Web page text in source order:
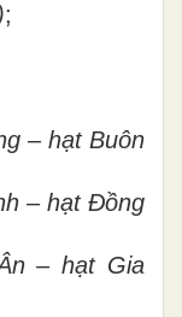
;
– hạt Buôn
– hạt Đồng
– hạt Gia